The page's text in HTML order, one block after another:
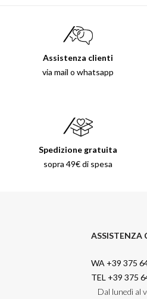
Assistenza clienti
via mail o whatsapp
Spedizione gratuita
sopra 49€ di spesa
ASSISTENZA
WA +39 375
TEL +39 375
Dal lunedì al